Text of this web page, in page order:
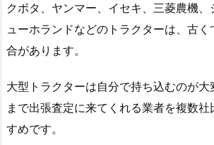
クボタ、ヤンマー、イセキ、三菱農機
ューホランドなどのトラクターは、古
合があります。
大型トラクターは自分で持ち込むのが
まで出張査定に来てくれる業者を複数
すめです。